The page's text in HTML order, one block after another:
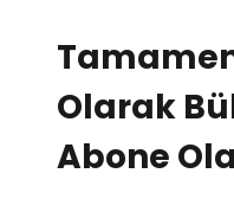
Olarak
Abone